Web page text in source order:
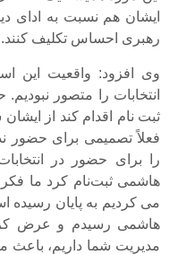
ایشان هم نسبت به ادای
رهبری احساس تکلیف کنند.
وی افزود: واقعیت این
انتخابات را متصور
ثبت نام اقدام کند از
فعلاً تصمیمی برای حضور
را برای حضور در
هاشمی ثبت‌نام کرد ما
می کردیم به پایان
هاشمی رسیدم و عرض
مدیریت شما داریم،